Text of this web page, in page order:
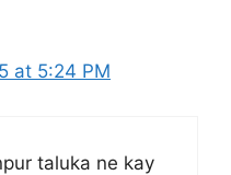
at 5:24 PM
taluka ne kay